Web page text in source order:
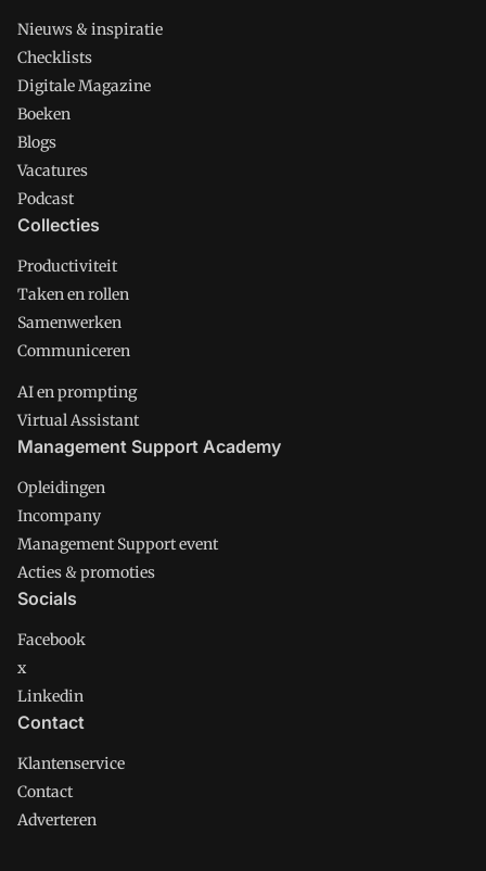
Nieuws & inspiratie
Checklists
Digitale Magazine
Boeken
Blogs
Vacatures
Podcast
Collecties
Productiviteit
Taken en rollen
Samenwerken
Communiceren
AI en prompting
Virtual Assistant
Management Support Academy
Opleidingen
Incompany
Management Support event
Acties & promoties
Socials
Facebook
x
Linkedin
Contact
Klantenservice
Contact
Adverteren